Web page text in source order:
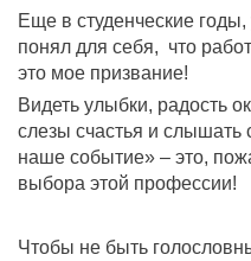
Еще в студенческие годы,
понял для себя, что
это мое призвание!
Видеть улыбки, радость
слезы счастья и
наше событие» – это,
выбора этой профессии!
Чтобы не быть